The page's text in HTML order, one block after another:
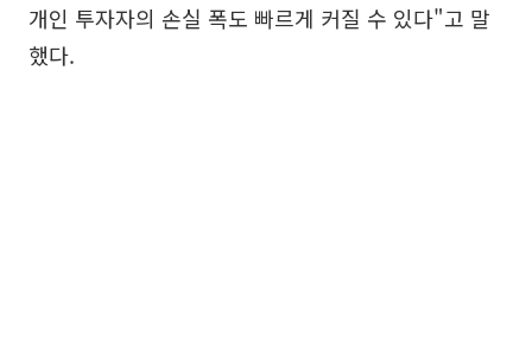
개인 투자자의 손실 폭도 빠르게 커질 수 있다"고 말
했다.